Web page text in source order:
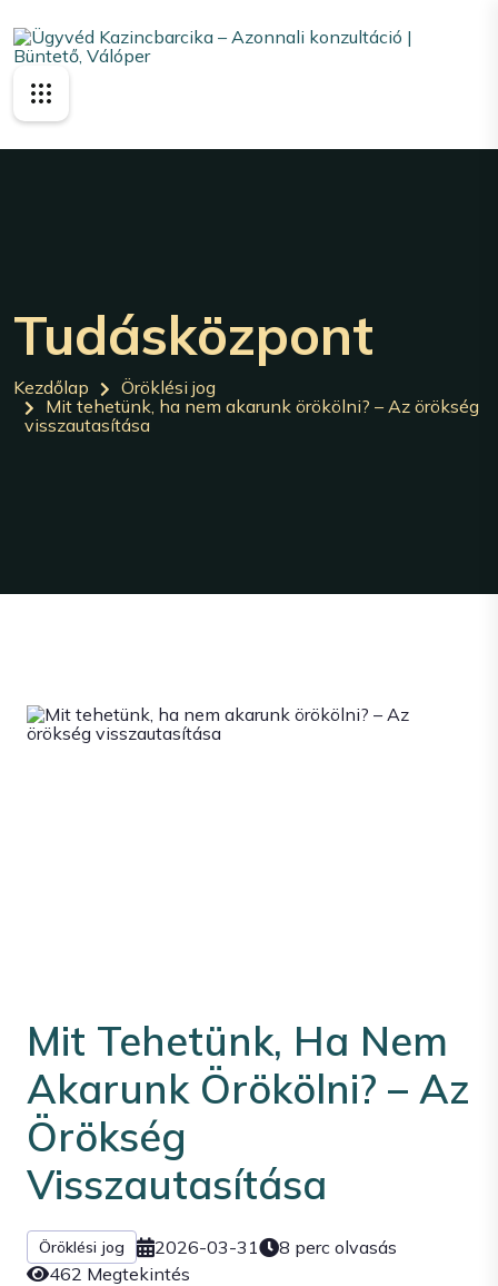
Tudásközpont
Kezdőlap
Öröklési jog
Mit tehetünk, ha nem akarunk örökölni? – Az örökség
visszautasítása
Mit Tehetünk, Ha Nem
Akarunk Örökölni? – Az
Örökség
Visszautasítása
Öröklési jog 2026-03-31
8 perc olvasás
462 Megtekintés